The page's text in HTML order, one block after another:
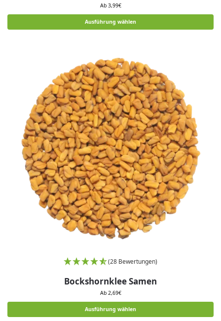
Ab 3,99€
Ausführung wählen
(28 Bewertungen)
Bockshornklee Samen
Ab 2,69€
Ausführung wählen